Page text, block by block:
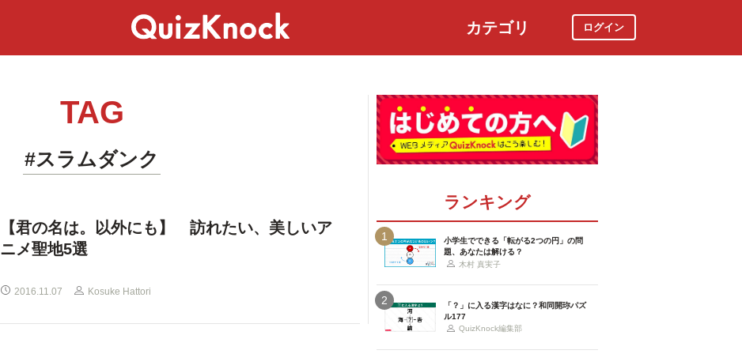
カテゴリ ログイン
TAG
#スラムダンク
【君の名は。以外にも】 訪れたい、美しいア
ニメ聖地5選
2016.11.07 Kosuke Hattori
ランキング
1
小学生でできる「転がる2つの円」の問
題、あなたは解ける？
木村 真実子
2
「？」に入る漢字はなに？和同開珎パズ
ル177
QuizKnock編集部